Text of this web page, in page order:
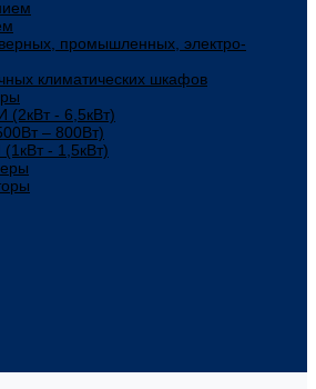
промышленных, электро-
климатических шкафов
- 6,5кВт)
– 800Вт)
- 1,5кВт)